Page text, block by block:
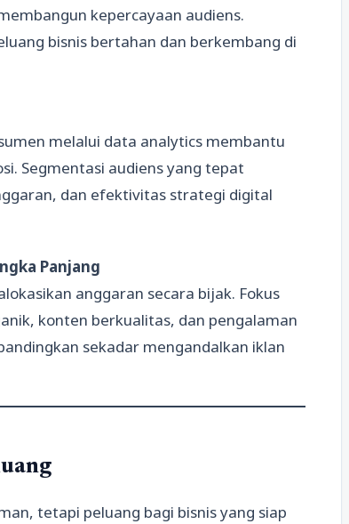
kepercayaan audiens.
bisnis bertahan dan berkembang di
melalui data analytics membantu
Segmentasi audiens yang tepat
dan efektivitas strategi digital
Panjang
anggaran secara bijak. Fokus
konten berkualitas, dan pengalaman
sekadar mengandalkan iklan
tetapi peluang bagi bisnis yang siap